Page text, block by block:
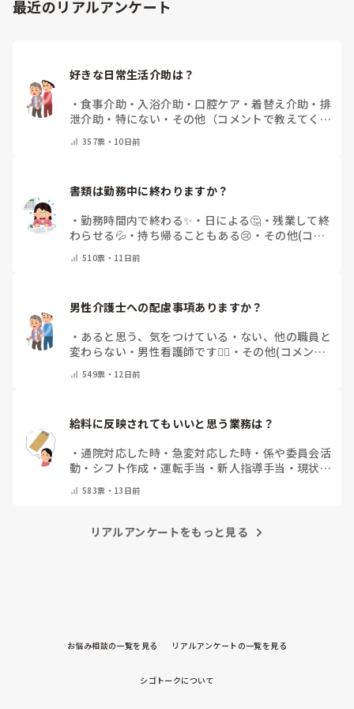
最近のリアルアンケート
好きな日常生活介助は？
・食事介助・入浴介助・ 口腔ケア ・着替え介助 ・ 排
泄介助 ・ 特にない ・ その他（コメントで教えてくだ
さい）
357票・ 10日前
書類は勤務中に終わりますか？
・勤務時間内で終わる✨ ・ 日による🤔 ・残業して終
わらせる💦 ・持ち帰ることもある😢 ・ その他(コメ
ントで教えてください)
510票・ 11日前
男性介護士への配慮事項ありますか？
・ あると思う、気をつけている ・ ない、他の職員と
変わらない ・ 男性看護師です🙋‍♂️ ・ その他(コメント
で教えて下さい)
549票・ 12日前
給料に反映されてもいいと思う業務は？
・ 通院対応した時 ・ 急変対応した時 ・ 係や委員会活
動 ・ シフト作成 ・運転手当 ・新人指導手当 ・ 現状で
満足しています
い）583票・ 13日前
リアルアンケートをもっと見る
お悩み相談の一覧を見る リアルアンケートの一覧を見る
シゴトークについて